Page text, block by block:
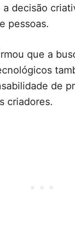
a decisão
pessoas.
que a
de
criadores.